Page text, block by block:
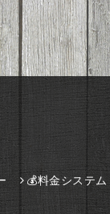
💰料金システム